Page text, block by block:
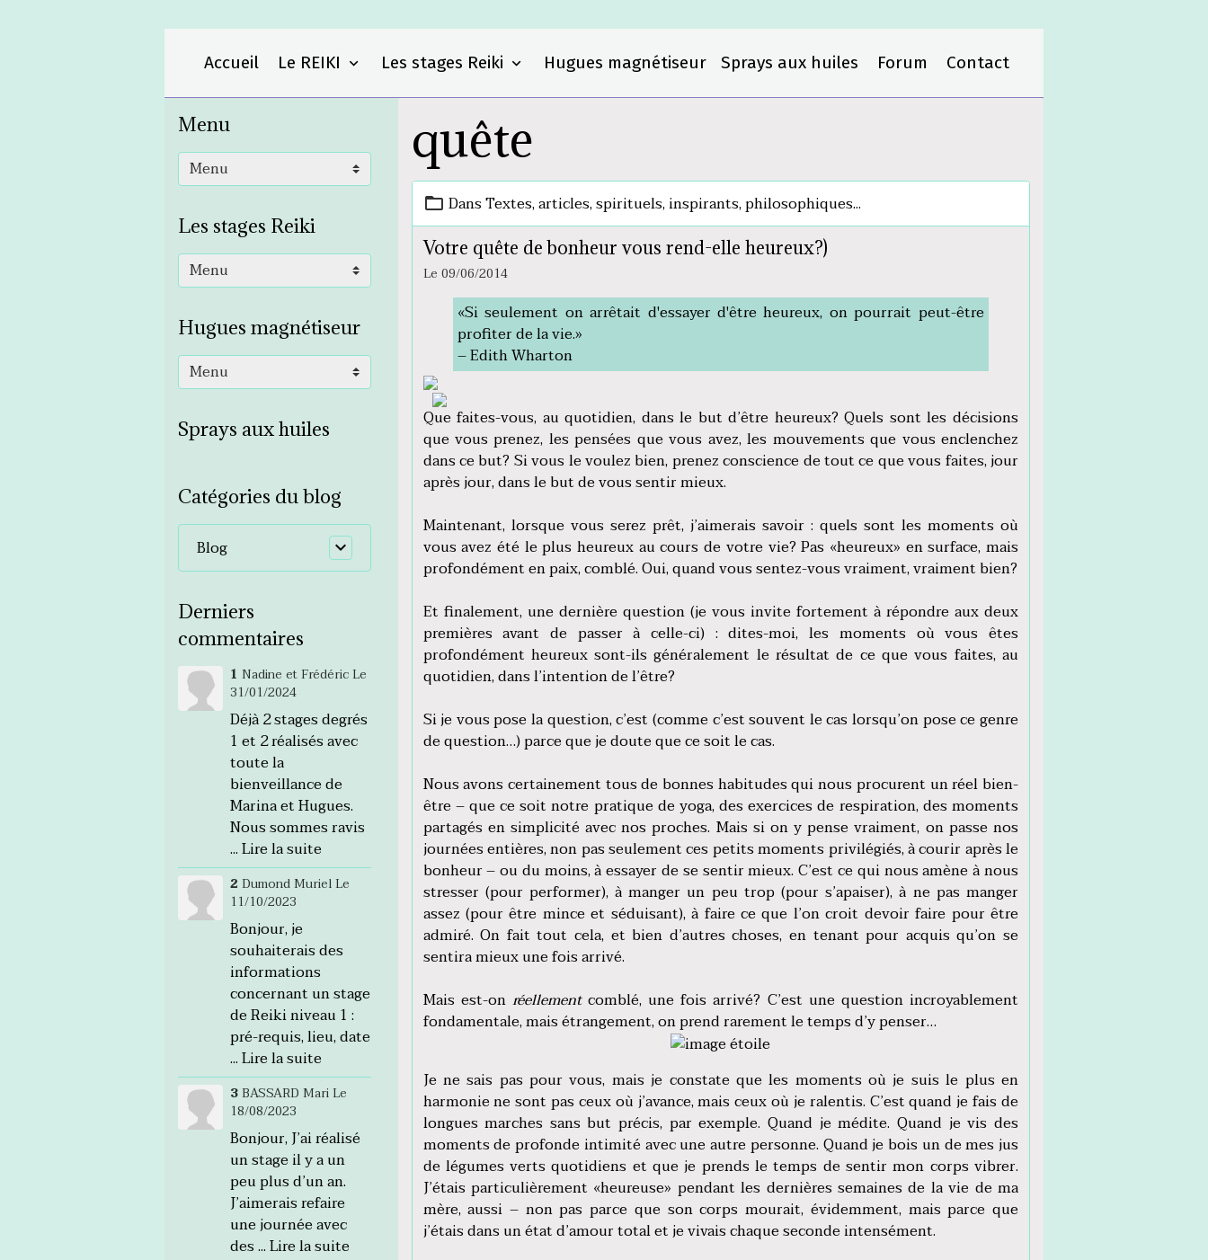
Accueil Le REIKI Les stages Reiki Hugues magnétiseur Sprays aux huiles Forum Contact
quête
DansTextes, articles, spirituels, inspirants, philosophiques...
Votre quête de bonheur vous rend-elle heureux?)
Le 09/06/2014
«Si seulement on arrêtait d'essayer d'être heureux, on pourrait peut-être
profiter de la vie.»
– Edith Wharton
Que faites-vous, au quotidien, dans le but d’être heureux? Quels sont les décisions
que vous prenez, les pensées que vous avez, les mouvements que vous enclenchez
dans ce but? Si vous le voulez bien, prenez conscience de tout ce que vous faites, jour
après jour, dans le but de vous sentir mieux.
Maintenant, lorsque vous serez prêt, j’aimerais savoir : quels sont les moments où
vous avez été le plus heureux au cours de votre vie? Pas «heureux» en surface, mais
profondément en paix, comblé. Oui, quand vous sentez-vous vraiment, vraiment bien?
Et finalement, une dernière question (je vous invite fortement à répondre aux deux
premières avant de passer à celle-ci) : dites-moi, les moments où vous êtes
profondément heureux sont-ils généralement le résultat de ce que vous faites, au
quotidien, dans l’intention de l’être?
Si je vous pose la question, c’est (comme c’est souvent le cas lorsqu’on pose ce genre
de question…) parce que je doute que ce soit le cas.
Nous avons certainement tous de bonnes habitudes qui nous procurent un réel bien-
être – que ce soit notre pratique de yoga, des exercices de respiration, des moments
partagés en simplicité avec nos proches. Mais si on y pense vraiment, on passe nos
journées entières, non pas seulement ces petits moments privilégiés, à courir après le
bonheur – ou du moins, à essayer de se sentir mieux. C’est ce qui nous amène à nous
stresser (pour performer), à manger un peu trop (pour s’apaiser), à ne pas manger
assez (pour être mince et séduisant), à faire ce que l’on croit devoir faire pour être
admiré. On fait tout cela, et bien d’autres choses, en tenant pour acquis qu’on se
sentira mieux une fois arrivé.
Mais est-on réellementcomblé, une fois arrivé? C’est une question incroyablement
fondamentale, mais étrangement, on prend rarement le temps d’y penser…
Je ne sais pas pour vous, mais je constate que les moments où je suis le plus en
harmonie ne sont pas ceux où j’avance, mais ceux où je ralentis. C’est quand je fais de
longues marches sans but précis, par exemple. Quand je médite. Quand je vis des
moments de profonde intimité avec une autre personne. Quand je bois un de mes jus
de légumes verts quotidiens et que je prends le temps de sentir mon corps vibrer.
J’étais particulièrement «heureuse» pendant les dernières semaines de la vie de ma
mère, aussi – non pas parce que son corps mourait, évidemment, mais parce que
j’étais dans un état d’amour total et je vivais chaque seconde intensément.
Menu
Les stages Reiki
Hugues magnétiseur
Sprays aux huiles
Catégories du blog
Blog
Derniers
commentaires
1 Nadine et FrédéricLe
31/01/2024
Déjà 2 stages degrés
1 et 2 réalisés avec
toute la
bienveillance de
Marina et Hugues.
Nous sommes ravis
...Lire la suite
2 Dumond MurielLe
11/10/2023
Bonjour, je
souhaiterais des
informations
concernant un stage
de Reiki niveau 1 :
pré-requis, lieu, date
...Lire la suite
3BASSARD MariLe
18/08/2023
Bonjour, J’ai réalisé
un stage il y a un
peu plus d’un an.
J’aimerais refaire
une journée avec
des ...Lire la suite